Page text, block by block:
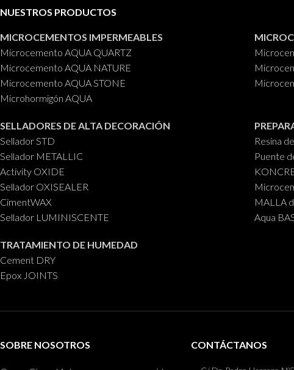
Cubos: 5 kg. y 20 kg.
NUESTROS PRODUCTOS
MICROCEMENTOS IMPERMEABLES
Microcemento AQUA QUARTZ
Microcemento AQUA NATURE
Microcemento AQUA STONE
Microhormigón AQUA
SELLADORES DE ALTA DECORACIÓN
Sellador STD
Sellador METALLIC
Activity OXIDE
Sellador OXISEALER
CimentWAX
Sellador LUMINISCENTE
TRATAMIENTO DE HUMEDAD
Cement DRY
Epox JOINTS
Resina
Puente
MALLA
Aqua
SOBRE NOSOTROS CONTÁCTANOS